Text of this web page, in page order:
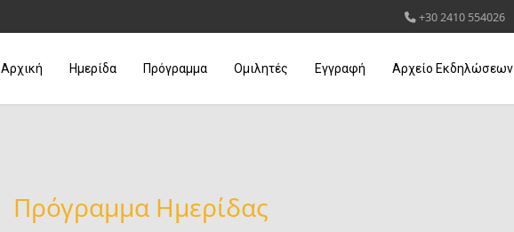
+30 2410 554026
Αρχική Ημερίδα Πρόγραμμα Ομιλητές Εγγραφή Αρχείο Εκδηλώσεων
Πρόγραμμα Ημερίδας